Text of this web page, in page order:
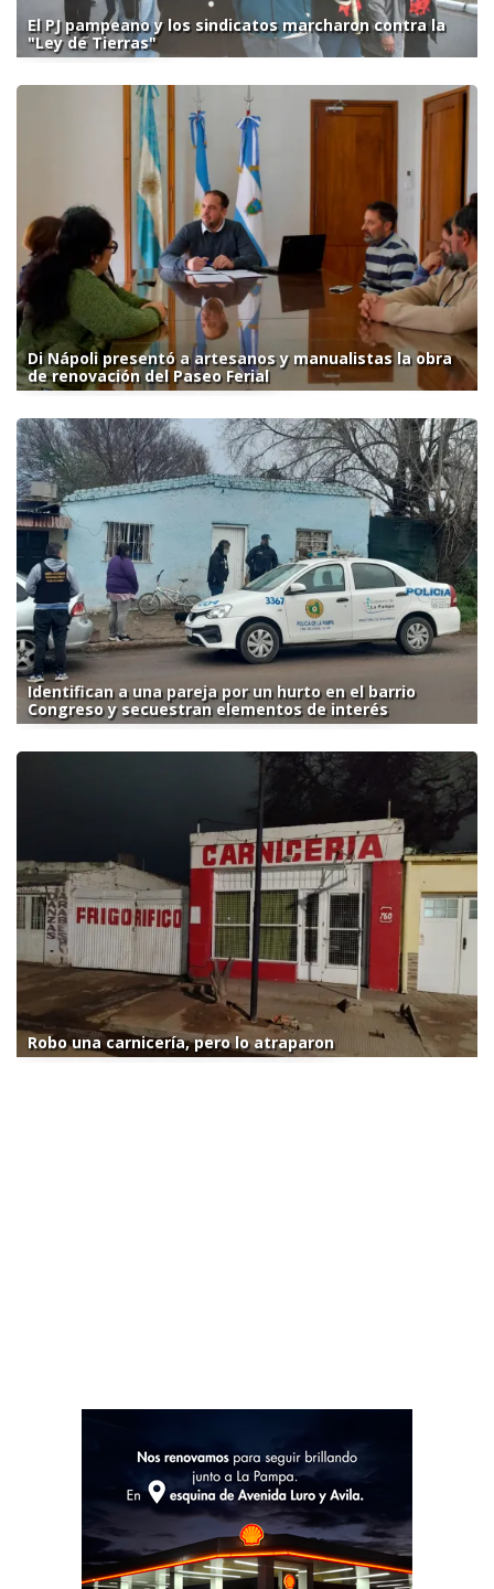
El PJ pampeano y los sindicatos marcharon contra la
"Ley de Tierras"
Di Nápoli presentó a artesanos y manualistas la obra
de renovación del Paseo Ferial
Identifican a una pareja por un hurto en el barrio
Congreso y secuestran elementos de interés
Robo una carnicería, pero lo atraparon